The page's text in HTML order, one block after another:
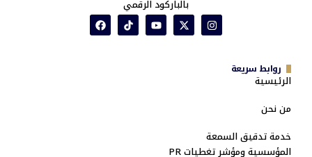
بالباركود الرقمي
روابط سريعة
الرئيسية
من نحن
خدمة تدقيق السمعة
المؤسسية ومؤشر تغطيات PR